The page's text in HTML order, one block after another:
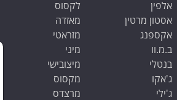
אלפין
אסטון מרטין
אקספנג
ב.מ.וו
בנטלי
ג'אקו
ג'ילי
לקסוס
מאזדה
מזראטי
מיני
מיצובישי
מקסוס
מרצדס